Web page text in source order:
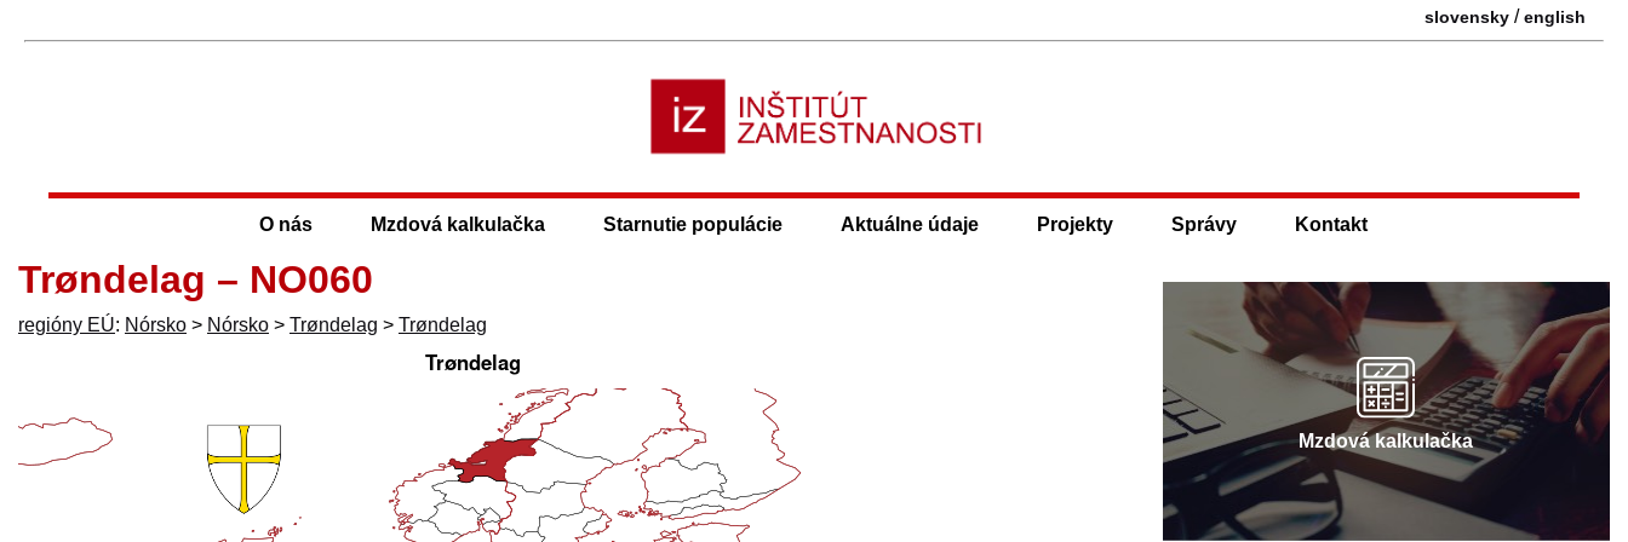
slovensky /english
O nás Mzdová kalkulačka Starnutie populácie Aktuálne údaje Projekty Správy Kontakt
Trøndelag – NO060
regióny EÚ: Nórsko > Nórsko > Trøndelag > Trøndelag
Mzdová kalkulačka